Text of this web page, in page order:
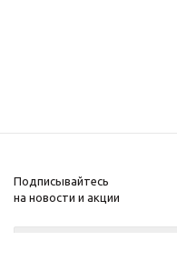
Подписывайтесь
на новости и акции